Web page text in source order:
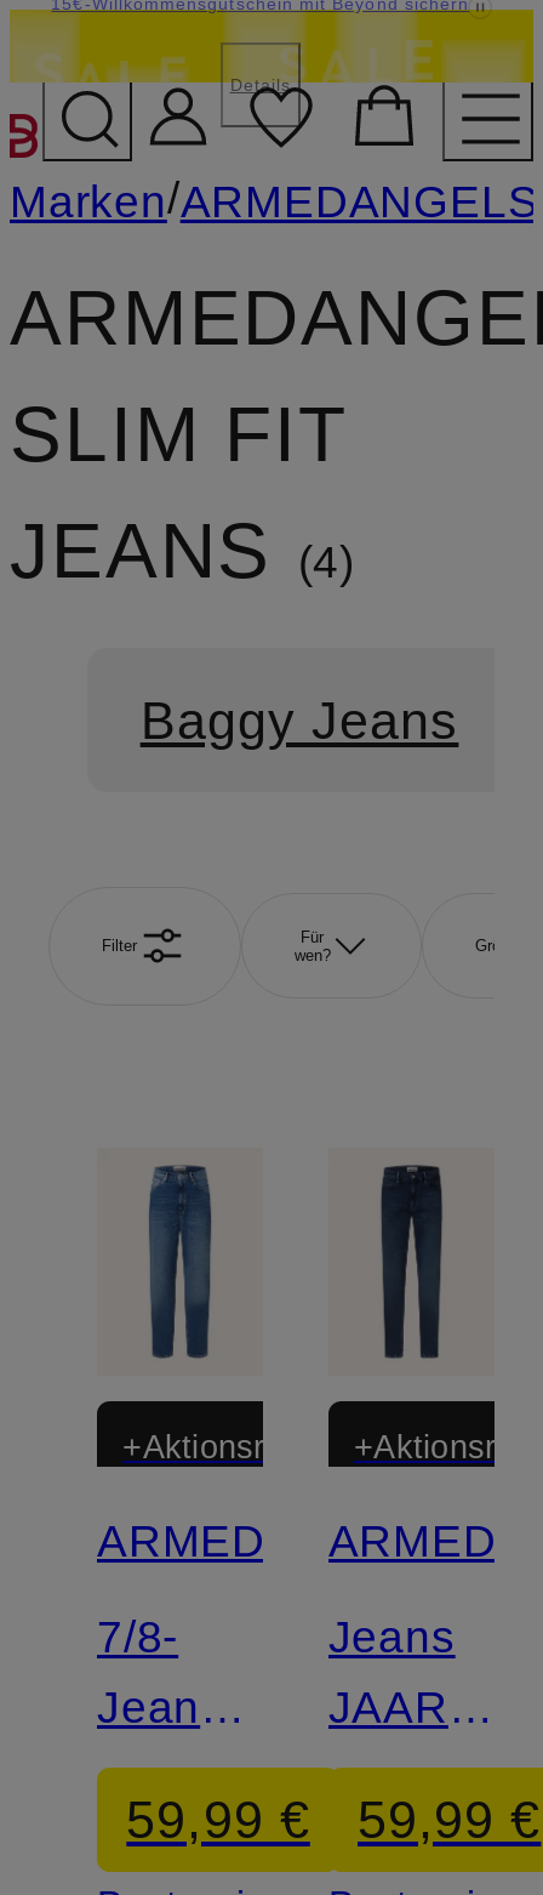
ZUM HAUPTINHALT
LAST15Details
Marken/ARMEDANGELS
SLIM FIT
JEANS
4
Baggy Jeans
Filter
Für
wen?
Größe
+Aktionsrabatt
Zertifiziert
ARMEDANGELS
7/8-
Jeans
MAIRAA
59,99 €
Zertifiziert
Jeans
JAARI
Extra
Slim Fit
59,99 €